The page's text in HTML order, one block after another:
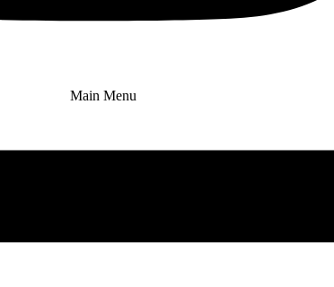
Main Menu